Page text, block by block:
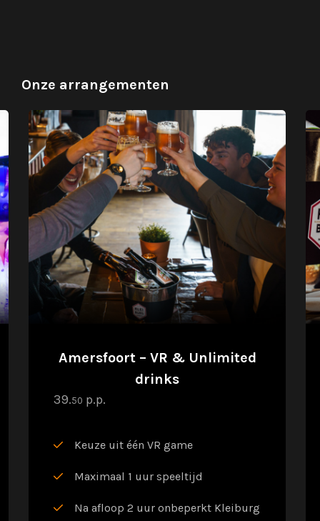
Onze arrangementen
Amersfoort – VR & Unlimited
drinks
39.50 p.p.
Keuze uit één VR game
Maximaal 1 uur speeltijd
Na afloop 2 uur onbeperkt Kleiburg